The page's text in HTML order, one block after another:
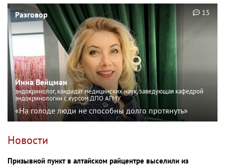
Разговор
Инна Вейцман
эндокринолог, кандидат медицинских наук, заведующая кафедрой
эндокринологии с курсом ДПО АГМУ
«На голоде люди не способны долго протянуть»
15
Новости
Призывной пункт в алтайском райцентре выселили из